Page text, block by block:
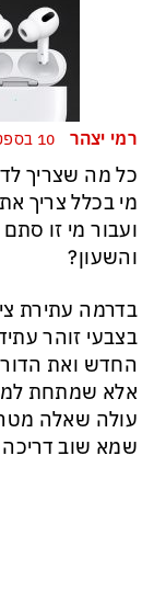
רמי יצהר
כל מה שצריך
מי בכלל צריך
ועבור מי זו
והשעון?
בדרמה עתירת
אלא שמתחת
עולה שאלה
שמא שוב